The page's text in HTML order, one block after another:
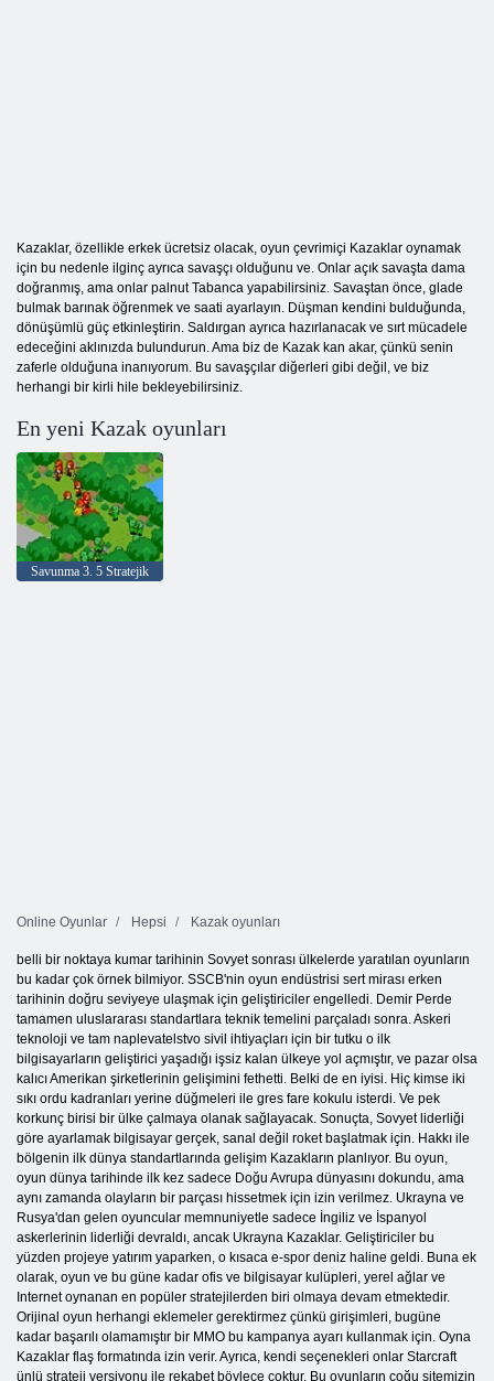
Kazaklar, özellikle erkek ücretsiz olacak, oyun çevrimiçi Kazaklar oynamak
için bu nedenle ilginç ayrıca savaşçı olduğunu ve. Onlar açık savaşta dama
doğranmış, ama onlar palnut Tabanca yapabilirsiniz. Savaştan önce, glade
bulmak barınak öğrenmek ve saati ayarlayın. Düşman kendini bulduğunda,
dönüşümlü güç etkinleştirin. Saldırgan ayrıca hazırlanacak ve sırt mücadele
edeceğini aklınızda bulundurun. Ama biz de Kazak kan akar, çünkü senin
zaferle olduğuna inanıyorum. Bu savaşçılar diğerleri gibi değil, ve biz
herhangi bir kirli hile bekleyebilirsiniz.
En yeni Kazak oyunları
Savunma 3. 5 Stratejik
Online Oyunlar Hepsi Kazak oyunları
belli bir noktaya kumar tarihinin Sovyet sonrası ülkelerde yaratılan oyunların
bu kadar çok örnek bilmiyor. SSCB'nin oyun endüstrisi sert mirası erken
tarihinin doğru seviyeye ulaşmak için geliştiriciler engelledi. Demir Perde
tamamen uluslararası standartlara teknik temelini parçaladı sonra. Askeri
teknoloji ve tam naplevatelstvo sivil ihtiyaçları için bir tutku o ilk
bilgisayarların geliştirici yaşadığı işsiz kalan ülkeye yol açmıştır, ve pazar olsa
kalıcı Amerikan şirketlerinin gelişimini fethetti. Belki de en iyisi. Hiç kimse iki
sıkı ordu kadranları yerine düğmeleri ile gres fare kokulu isterdi. Ve pek
korkunç birisi bir ülke çalmaya olanak sağlayacak. Sonuçta, Sovyet liderliği
göre ayarlamak bilgisayar gerçek, sanal değil roket başlatmak için. Hakkı ile
bölgenin ilk dünya standartlarında gelişim Kazakların planlıyor. Bu oyun,
oyun dünya tarihinde ilk kez sadece Doğu Avrupa dünyasını dokundu, ama
aynı zamanda olayların bir parçası hissetmek için izin verilmez. Ukrayna ve
Rusya'dan gelen oyuncular memnuniyetle sadece İngiliz ve İspanyol
askerlerinin liderliği devraldı, ancak Ukrayna Kazaklar. Geliştiriciler bu
yüzden projeye yatırım yaparken, o kısaca e-spor deniz haline geldi. Buna ek
olarak, oyun ve bu güne kadar ofis ve bilgisayar kulüpleri, yerel ağlar ve
Internet oynanan en popüler stratejilerden biri olmaya devam etmektedir.
Orijinal oyun herhangi eklemeler gerektirmez çünkü girişimleri, bugüne
kadar başarılı olamamıştır bir MMO bu kampanya ayarı kullanmak için. Oyna
Kazaklar flaş formatında izin verir. Ayrıca, kendi seçenekleri onlar Starcraft
ünlü strateji versiyonu ile rekabet böylece çoktur. Bu oyunların çoğu sitemizin